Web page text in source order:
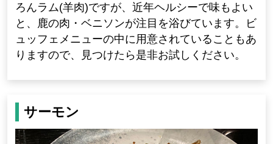
ろんラム(羊肉)ですが、近年ヘルシーで味もよい
と、鹿の肉・ベニソンが注目を浴びています。ビ
ュッフェメニューの中に用意されていることもあ
りますので、見つけたら是非お試しください。
サーモン